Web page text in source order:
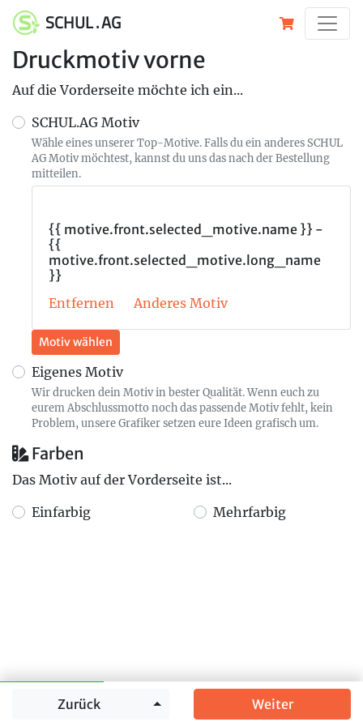
SCHUL . AG
Zurück Springe zu Weiter
Druckmotiv vorne
Auf die Vorderseite möchte ich ein...
SCHUL.AG Motiv
Wähle eines unserer Top-Motive. Falls du ein anderes SCHUL
AG Motiv möchtest, kannst du uns das nach der Bestellung
mitteilen.
{{ motive.front.selected_motive.name }} -
{{
motive.front.selected_motive.long_name
}}
Entfernen
Anderes Motiv
Motiv wählen
Eigenes Motiv
Wir drucken dein Motiv in bester Qualität. Wenn euch zu
eurem Abschlussmotto noch das passende Motiv fehlt, kein
Problem, unsere Grafiker setzen eure Ideen grafisch um.
Farben
Das Motiv auf der Vorderseite ist...
Einfarbig
Mehrfarbig